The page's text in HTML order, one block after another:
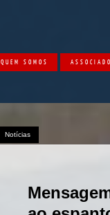
QUEM SOMOS
Notícias